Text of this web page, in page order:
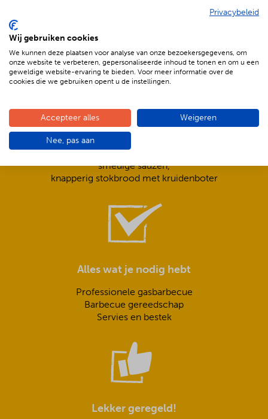
De voordelen van BBQenzo.nl
Compleet is ook écht compleet!
Frisse salades,
smeuïge sauzen,
knapperig stokbrood met kruidenboter
Alles wat je nodig hebt
Professionele gasbarbecue
Barbecue gereedschap
Servies en bestek
Lekker geregeld!
Privacybeleid
Wij gebruiken cookies
We kunnen deze plaatsen voor analyse van onze bezoekersgegevens, om
onze website te verbeteren, gepersonaliseerde inhoud te tonen en om u een
geweldige website-ervaring te bieden. Voor meer informatie over de
cookies die we gebruiken opent u de instellingen.
Accepteer alles Weigeren
Nee, pas aan